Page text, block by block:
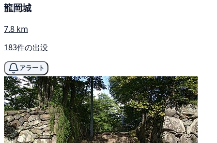
龍岡城
7.8 km
183件の出没
アラート